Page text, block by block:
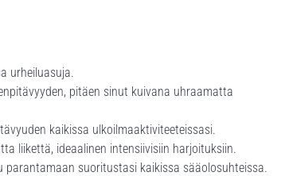
urheiluasuja.
pitäen sinut kuivana uhraamatta
kaikissa ulkoilmaaktiviteeteissasi.
liikettä, ideaalinen intensiivisiin harjoituksiin.
suoritustasi kaikissa sääolosuhteissa.